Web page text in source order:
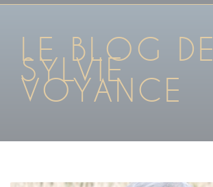
LE BLOG DE
SYLVIE
VOYANCE